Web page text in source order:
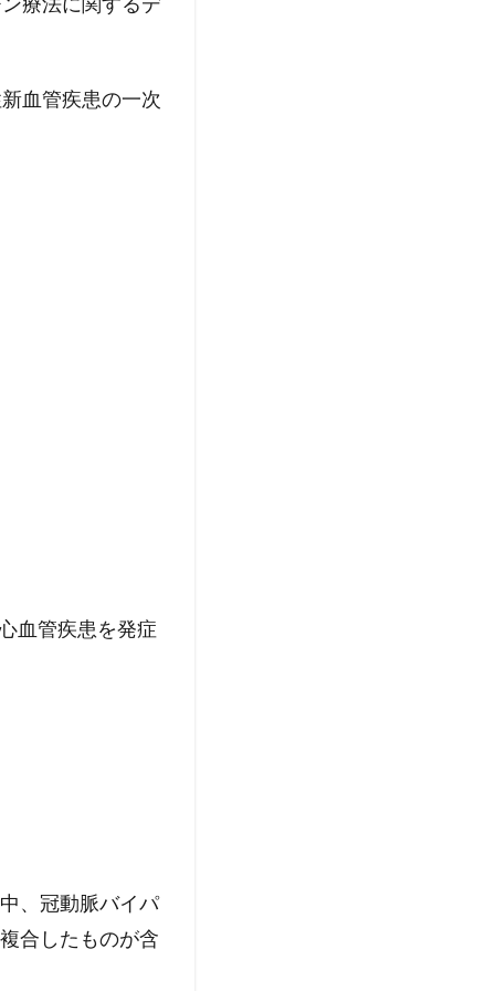
血管疾患の一次
血管疾患を発症
、冠動脈バイパ
合したものが含